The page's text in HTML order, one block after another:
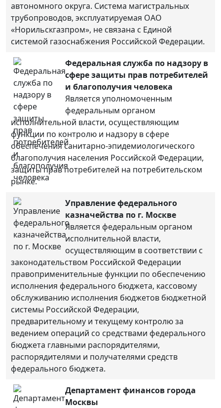
автономного округа. Система магистральных
трубопроводов, эксплуатируемая ОАО
«Норильскгазпром», не связана с Единой
системой газоснабжения Российской Федерации.
Федеральная служба по надзору в
сфере защиты прав потребителей
и благополучия человека
Является уполномоченным
федеральным органом
исполнительной власти, осуществляющим
функции по контролю и надзору в сфере
обеспечения санитарно-эпидемиологического
благополучия населения Российской Федерации,
защиты прав потребителей на потребительском
рынке.
Управление федерального
казначейства по г. Москве
Является федеральным органом
исполнительной власти,
осуществляющим в соответствии с
законодательством Российской Федерации
правоприменительные функции по обеспечению
исполнения федерального бюджета, кассовому
обслуживанию исполнения бюджетов бюджетной
системы Российской Федерации,
предварительному и текущему контролю за
ведением операций со средствами федерального
бюджета главными распорядителями,
распорядителями и получателями средств
федерального бюджета.
Департамент финансов города
Москвы